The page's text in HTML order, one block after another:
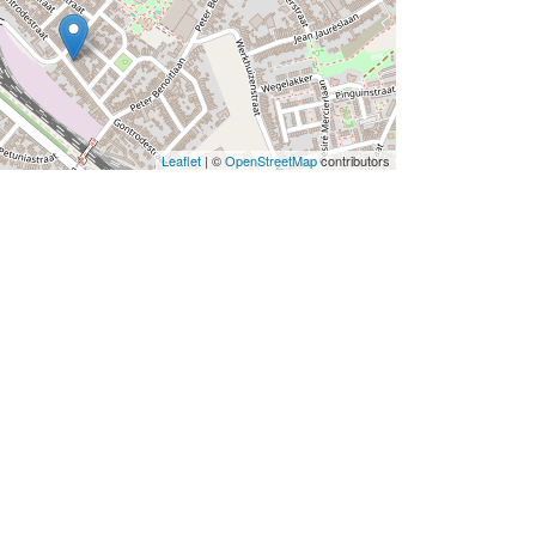
Leaflet | ©OpenStreetMapcontributors